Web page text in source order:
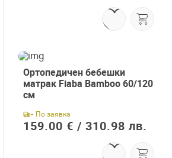
Ортопедичен бебешки
матрак Fiaba Bamboo 60/120
см
- По заявка
159.00 € / 310.98 лв.